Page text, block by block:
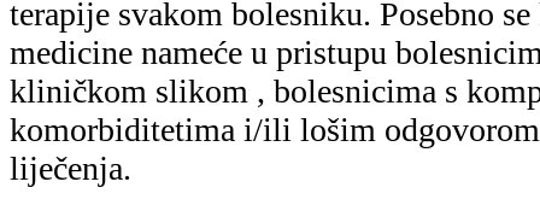
terapije svakom bolesniku. Posebno
medicine nameće u pristupu
kliničkom slikom , bolesnicima s
komorbiditetima i/ili lošim odgovorom
liječenja.